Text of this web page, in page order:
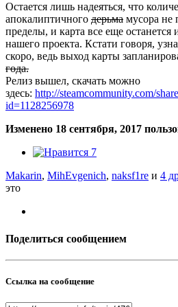
Остается лишь надеяться, что
апокалиптичного дерьма мусора не
пределы, и карта все еще останется
нашего проекта. Кстати говоря,
скоро, ведь выход карты
года.
Релиз вышел, скачать можно
здесь: http://steamcommunity.com/
id=1128256978
Изменено 18 сентября, 2017
7
Makarin, MihEvgenich, naksf1re и 4
это
Поделиться сообщением
Ссылка на сообщение